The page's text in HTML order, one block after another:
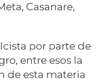
Casanare,
por parte de
entre esos la
de esta materia